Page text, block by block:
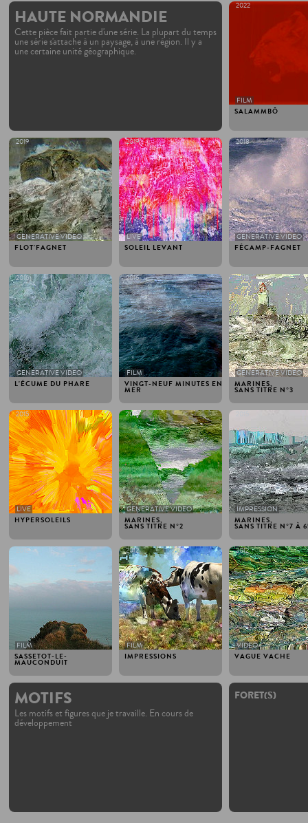
HAUTE NORMANDIE
Cette pièce fait partie d'une série. La plupart du temps
une série s'attache à un paysage, à une région. Il y a
une certaine unité géographique.
SALAMMBÔ
2022
FILM
FLOT'FAGNET
2019
GENERATIVE VIDEO
SOLEIL LEVANT
2019
LIVE
FÉCAMP-FAGNET
2018
GENERATIVE VIDEO
L'ÉCUME DU PHARE
2016
GENERATIVE VIDEO
VINGT-NEUF MINUTES EN
MER
2016
FILM
MARINES,
SANS TITRE N°3
2015
GENERATIVE VIDEO
HYPERSOLEILS
2015
LIVE
MARINES,
SANS TITRE N°2
2015
GENERATIVE VIDEO
MARINES,
SANS TITRE N°7 À
IMPRESSION
SASSETOT-LE-
MAUCONDUIT
2012
FILM
IMPRESSIONS
2012
FILM
VAGUE VACHE
2012
VIDEO
MOTIFS
Les motifs et figures que je travaille. En cours de
développement
FORET(S)